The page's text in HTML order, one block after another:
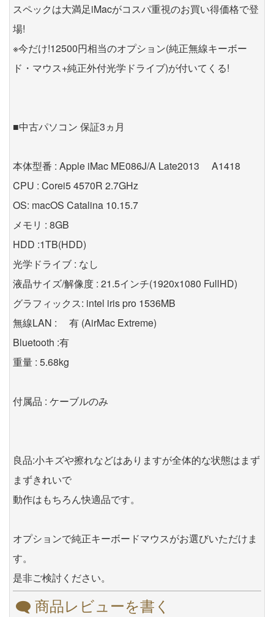
スペックは大満足iMacがコスパ重視のお買い得価格で登
場!
※今だけ!12500円相当のオプション(純正無線キーボー
ド・マウス+純正外付光学ドライブ)が付いてくる!
■中古パソコン 保証3ヵ月
本体型番 : Apple iMac ME086J/A Late2013 A1418
CPU : Corei5 4570R 2.7GHz
OS: macOS Catalina 10.15.7
メモリ : 8GB
HDD :1TB(HDD)
光学ドライブ : なし
液晶サイズ/解像度 : 21.5インチ(1920x1080 FullHD)
グラフィックス: intel iris pro 1536MB
無線LAN : 有 (AirMac Extreme)
Bluetooth :有
重量 : 5.68kg
付属品 : ケーブルのみ
良品:小キズや擦れなどはありますが全体的な状態はまず
まずきれいで
動作はもちろん快適品です。
オプションで純正キーボードマウスがお選びいただけま
す。
是非ご検討ください。
商品レビューを書く